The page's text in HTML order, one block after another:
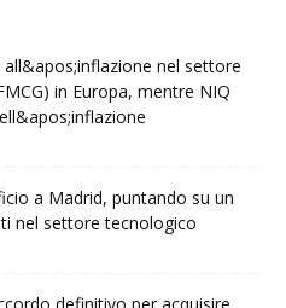
nel settore
in Europa, mentre NIQ
a Madrid, puntando su un
nel settore tecnologico